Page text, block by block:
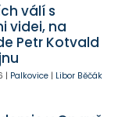
válí s
videi, na
Petr Kotvald
| Palkovice| Libor Běčák